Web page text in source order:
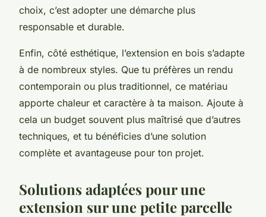
choix, c’est adopter une démarche plus
responsable et durable.
Enfin, côté esthétique, l’extension en bois s’adapte
à de nombreux styles. Que tu préfères un rendu
contemporain ou plus traditionnel, ce matériau
apporte chaleur et caractère à ta maison. Ajoute à
cela un budget souvent plus maîtrisé que d’autres
techniques, et tu bénéficies d’une solution
complète et avantageuse pour ton projet.
Solutions adaptées pour une
extension sur une petite parcelle